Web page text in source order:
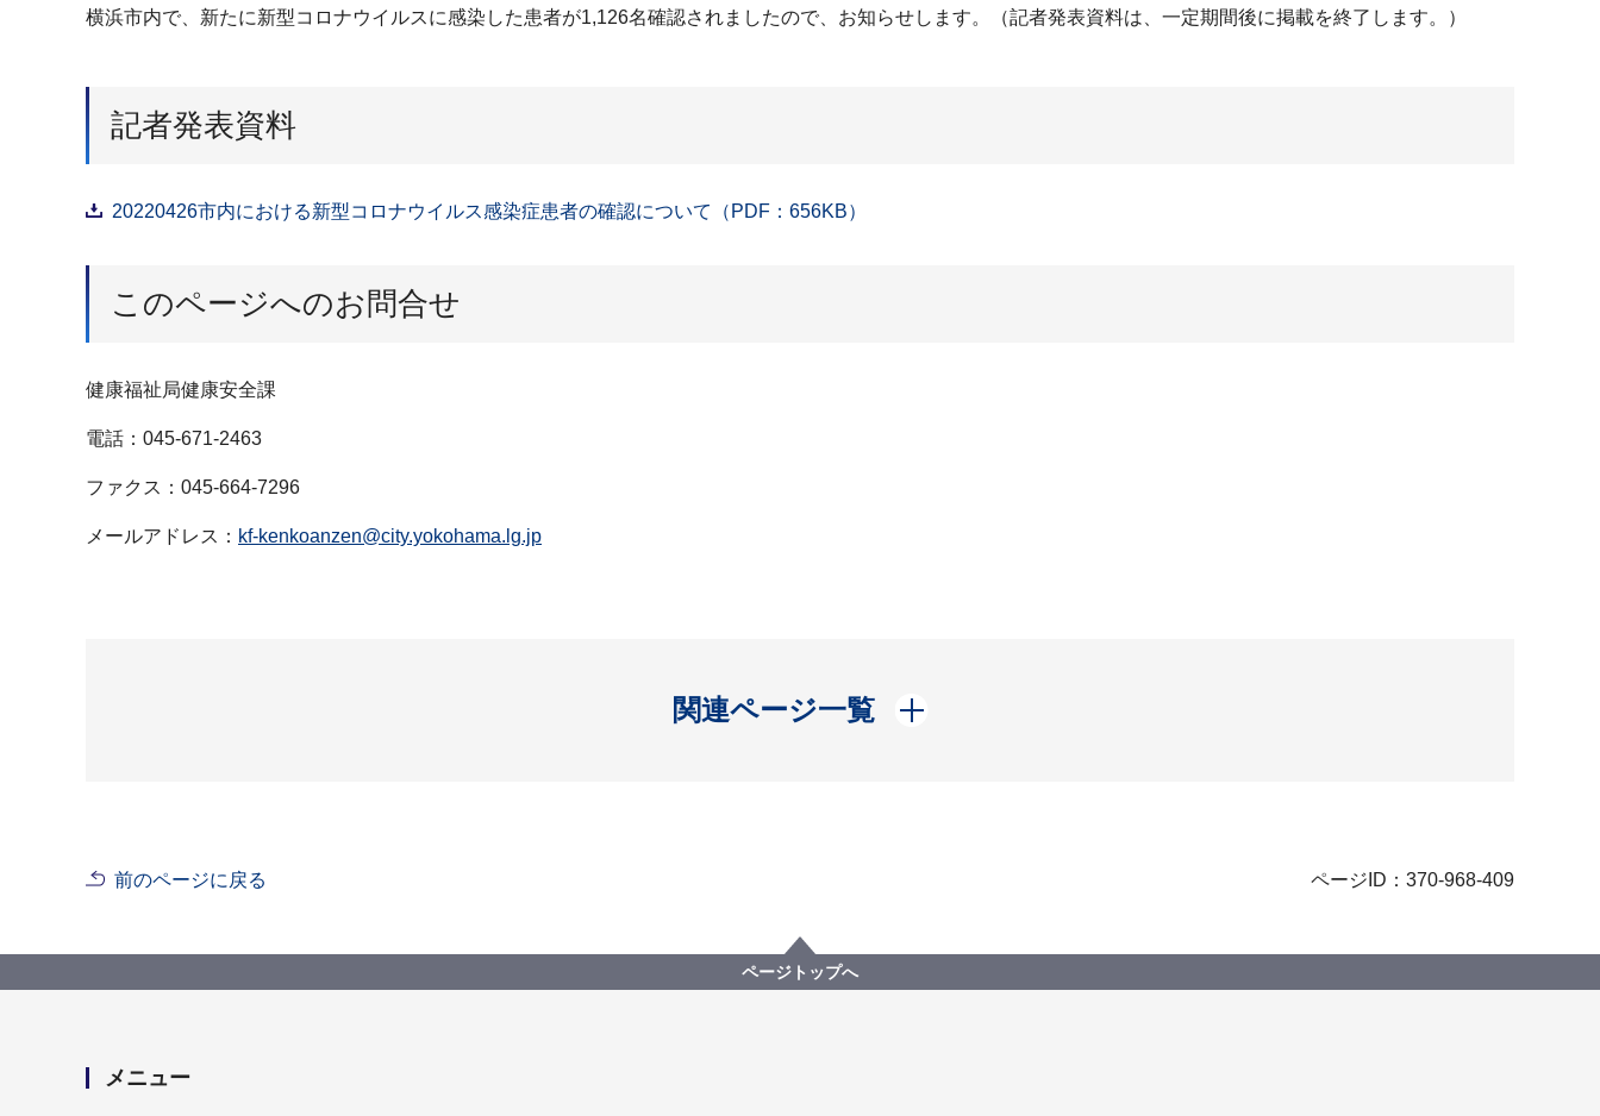
横浜市内で、新たに新型コロナウイルスに感染した患者が1,126名確認されましたので、お知らせします。（記者発表資料は、一定期間後に掲載を終了します。）
記者発表資料
20220426市内における新型コロナウイルス感染症患者の確認について（PDF：656KB）
このページへのお問合せ
健康福祉局健康安全課
電話：045-671-2463
ファクス：045-664-7296
メールアドレス： kf-kenkoanzen@city.yokohama.lg.jp
関連ページ一覧
開く
前のページに戻る ページID：370-968-409
ページトップへ
メニュー